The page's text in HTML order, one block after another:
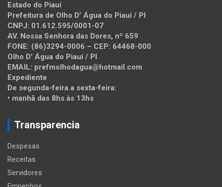
Estado do Piauí
Prefeitura de Olho D’ Água do Piauí / PI
CNPJ: 01.612.595/0001-07
AV. Nossa Senhora das Dores, nº 659
FONE: (86)3294-0006 – CEP: 64468-000
Olho D’ Água do Piauí / PI
EMAIL: prefmolhodagua@hotmail.com
Expediente
De segunda-feira a sexta-feira:
• manhã das 8hs às 13hs
Transparencia
Despesas
Receitas
Servidores